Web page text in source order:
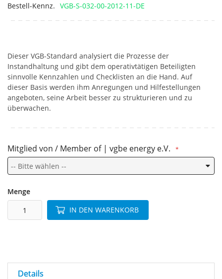
Bestell-Kennz. VGB-S-032-00-2012-11-DE
Dieser VGB-Standard analysiert die Prozesse der
Instandhaltung und gibt dem operativtätigen Beteiligten
sinnvolle Kennzahlen und Checklisten an die Hand. Auf
dieser Basis werden ihm Anregungen und Hilfestellungen
angeboten, seine Arbeit besser zu strukturieren und zu
überwachen.
Mitglied von / Member of | vgbe energy e.V.
Menge
IN DEN WARENKORB
Details